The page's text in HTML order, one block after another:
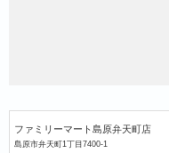
島原港
ファミリーマート島原弁天町店
島原市弁天町1丁目7400-1